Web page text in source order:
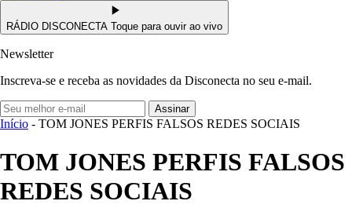
RÁDIO DISCONECTA Toque para ouvir ao vivo
Newsletter
Inscreva-se e receba as novidades da Disconecta no seu e-mail.
Assinar
Início - TOM JONES PERFIS FALSOS REDES SOCIAIS
TOM JONES PERFIS FALSOS
REDES SOCIAIS